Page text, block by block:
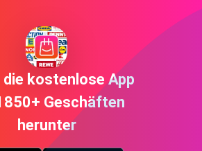
die kostenlose App
Geschäften
herunter